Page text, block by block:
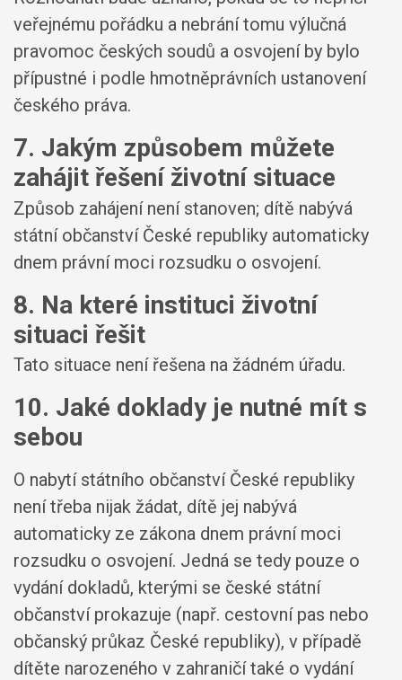
veřejnému pořádku a nebrání tomu výlučná
pravomoc českých soudů a osvojení by bylo
přípustné i podle hmotněprávních ustanovení
českého práva.
7. Jakým způsobem můžete
zahájit řešení životní situace
Způsob zahájení není stanoven; dítě nabývá
státní občanství České republiky automaticky
dnem právní moci rozsudku o osvojení.
8. Na které instituci životní
situaci řešit
Tato situace není řešena na žádném úřadu.
10. Jaké doklady je nutné mít s
sebou
O nabytí státního občanství České republiky
není třeba nijak žádat, dítě jej nabývá
automaticky ze zákona dnem právní moci
rozsudku o osvojení. Jedná se tedy pouze o
vydání dokladů, kterými se české státní
občanství prokazuje (např. cestovní pas nebo
občanský průkaz České republiky), v případě
dítěte narozeného v zahraničí také o vydání